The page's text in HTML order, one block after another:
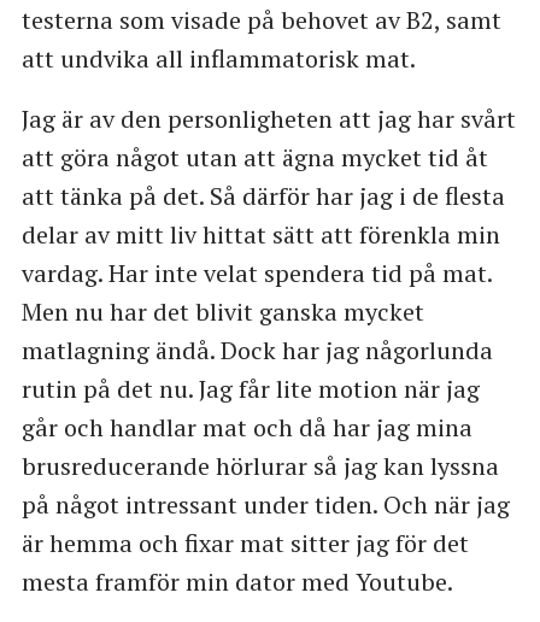
testerna som visade på behovet av B2, samt
att undvika all inflammatorisk mat.
Jag är av den personligheten att jag har svårt
att göra något utan att ägna mycket tid åt
att tänka på det. Så därför har jag i de flesta
delar av mitt liv hittat sätt att förenkla min
vardag. Har inte velat spendera tid på mat.
Men nu har det blivit ganska mycket
matlagning ändå. Dock har jag någorlunda
rutin på det nu. Jag får lite motion när jag
går och handlar mat och då har jag mina
brusreducerande hörlurar så jag kan lyssna
på något intressant under tiden. Och när jag
är hemma och fixar mat sitter jag för det
mesta framför min dator med Youtube.